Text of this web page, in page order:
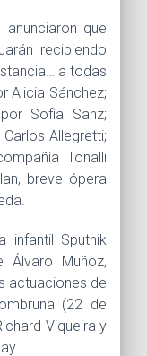
que
recibiendo
a todas
Alicia Sánchez;
Sofía Sanz;
Allegretti;
Tonalli
breve ópera
infantil Sputnik
Muñoz,
actuaciones de
(22 de
Viqueira y